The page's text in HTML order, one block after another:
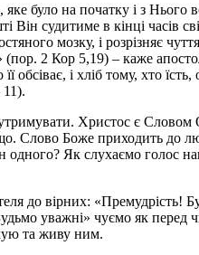
було на початку і з Нього
Він судитиме в кінці
мозку, і розрізняє
2 Кор 5,19) – каже
і хліб тому, хто
Христос є
Слово Боже приходить до
Як слухаємо голос
до вірних: «Премудрість!
уважні» чуємо як перед
та живу ним.